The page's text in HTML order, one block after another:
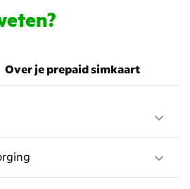
Over je prepaid simkaart